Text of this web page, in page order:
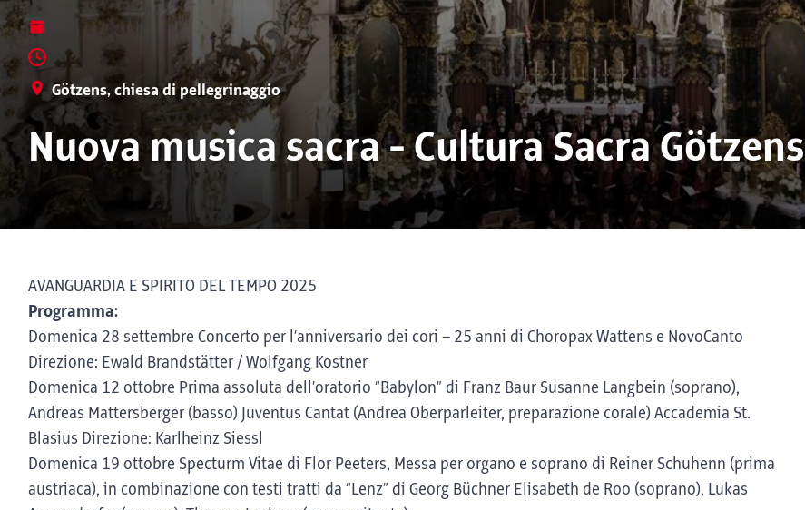
Götzens, chiesa di pellegrinaggio
Nuova musica sacra - Cultura Sacra Götzens
AVANGUARDIA E SPIRITO DEL TEMPO 2025
Programma:
Domenica 28 settembre Concerto per l’anniversario dei cori – 25 anni di Choropax Wattens e NovoCanto
Direzione: Ewald Brandstätter / Wolfgang Kostner
Domenica 12 ottobre Prima assoluta dell’oratorio “Babylon” di Franz Baur Susanne Langbein (soprano),
Andreas Mattersberger (basso) Juventus Cantat (Andrea Oberparleiter, preparazione corale) Accademia St.
Blasius Direzione: Karlheinz Siessl
Domenica 19 ottobre Specturm Vitae di Flor Peeters, Messa per organo e soprano di Reiner Schuhenn (prima
austriaca), in combinazione con testi tratti da “Lenz” di Georg Büchner Elisabeth de Roo (soprano), Lukas